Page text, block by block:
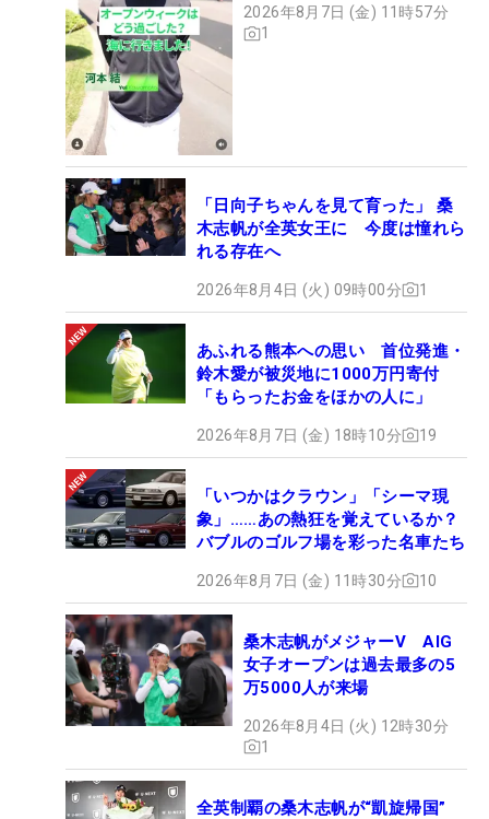
2026年8月7日 (金) 11時57分
1
「日向子ちゃんを見て育った」 桑
木志帆が全英女王に 今度は憧れら
れる存在へ
2026年8月4日 (火) 09時00分 1
あふれる熊本への思い 首位発進・
鈴木愛が被災地に1000万円寄付
「もらったお金をほかの人に」
2026年8月7日 (金) 18時10分 19
「いつかはクラウン」「シーマ現
象」……あの熱狂を覚えているか？
バブルのゴルフ場を彩った名車たち
2026年8月7日 (金) 11時30分 10
桑木志帆がメジャーV AIG
女子オープンは過去最多の5
万5000人が来場
2026年8月4日 (火) 12時30分
1
全英制覇の桑木志帆が“凱旋帰国”